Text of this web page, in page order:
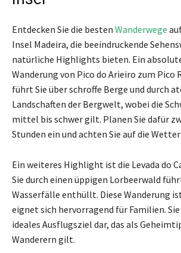
Entdecken Sie die besten Wanderwege
Insel Madeira, die beeindruckende
natürliche Highlights bieten. Ein
Wanderung von Pico do Arieiro zum Pico
führt Sie über schroffe Berge und durch
Landschaften der Bergwelt, wobei die
mittel bis schwer gilt. Planen Sie dafür
Stunden ein und achten Sie auf die
Ein weiteres Highlight ist die Levada do
Sie durch einen üppigen Lorbeerwald
Wasserfälle enthüllt. Diese Wanderung
eignet sich hervorragend für Familien.
ideales Ausflugsziel dar, das als
Wanderern gilt.